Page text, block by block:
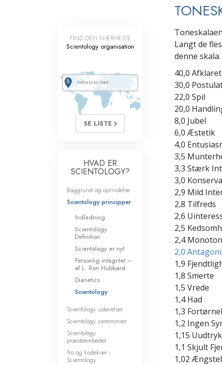
Langt de
denne skala.
40,0
30,0
22,0 Spil
20,0
8,0 Jubel
6,0 Æstetik
4,0
3,5
3,3 Stærk
3,0
2,9 Mild
2,8 Tilfreds
2,6
2,5
2,4
2,0
1,9
1,8 Smerte
1,5 Vrede
1,4 Had
1,3
1,2 Ingen
1,15
1,1 Skjult
1,02
FIND DEN NÆRMESTE
Scientology organisation
SE LISTE
HVAD ER
SCIENTOLOGY?
Baggrund og oprindelse
Scientology principper
Indledning
Scientology
Definition
Scientology er nyt
Personlig integritet –
af L. Ron Hubbard
Dianetics
Scientology
Scientology udøvelser
Scientology ceremonier
Scientology
præsteembedet
Tro og kodekser i
Scientology